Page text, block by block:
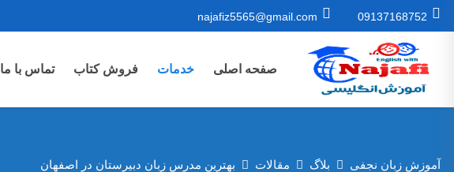
09137168752
najafiz5565@gmail.com
صفحه اصلی خدمات فروش کتاب تماس با ما
آموزش زبان نجفی بلاگ مقالات بهترین مدرس زبان دبیرستان در اصفهان